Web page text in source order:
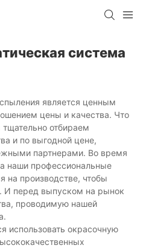
система
является ценным
цены и качества. Что
отбираем
и по выгодной цене,
партнерами. Во время
наши профессиональные
на производстве, чтобы
И перед выпуском на рынок
проводимую нашей
использовать окрасочную